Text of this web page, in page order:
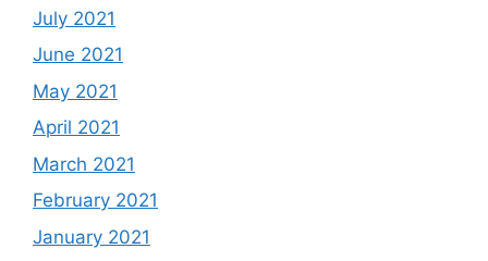
July 2021
June 2021
May 2021
April 2021
March 2021
February 2021
January 2021